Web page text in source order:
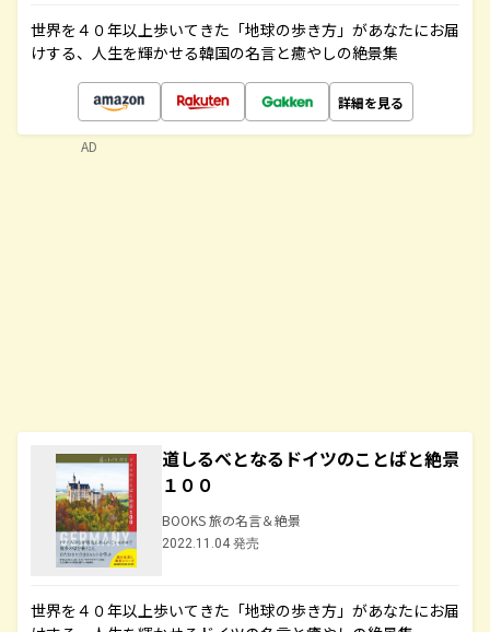
世界を４０年以上歩いてきた「地球の歩き方」があなたにお届
けする、人生を輝かせる韓国の名言と癒やしの絶景集
詳細を見る
道しるべとなるドイツのことばと絶景
１００
BOOKS 旅の名言＆絶景
2022.11.04 発売
世界を４０年以上歩いてきた「地球の歩き方」があなたにお届
AD